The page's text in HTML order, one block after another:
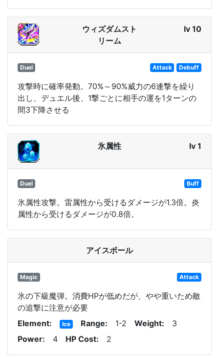
ウィズダムスト
リーム
lv 10
Duel Attack Debuff
攻撃時に確率発動。70%～90%威力の6連撃を繰り
出し、デュエル後、1撃ごとに相手の運を1ターンの
間3下降させる
氷属性 lv 1
Duel Buff
氷属性攻撃。雷属性から受けるダメージが1.3倍。炎
属性から受けるダメージが0.8倍。
アイスボール
Magic Attack
氷の下級魔弾。消費HPが低めだが、やや重いため敵
の追撃に注意が必要
Element
Ice Range 1-2 Weight
3
Power
4 HP Cost 2